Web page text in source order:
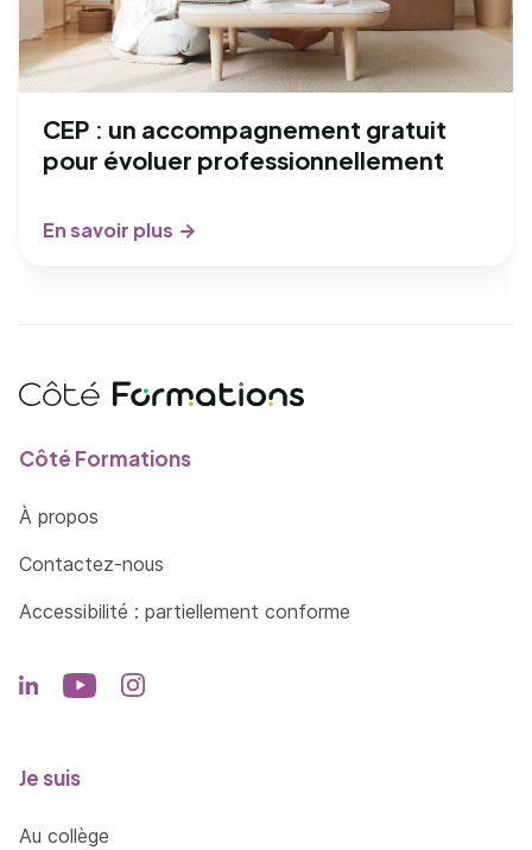
CEP : un accompagnement gratuit
pour évoluer professionnellement
En savoir plus
Côté Formations
À propos
Contactez-nous
Accessibilité : partiellement conforme
Je suis
Au collège